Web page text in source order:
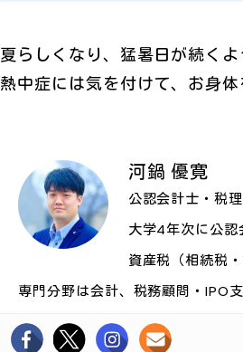
夏らしくなり、猛暑日が続くよ
熱中症には気を付けて、お身
河鍋 優寛
公認会計士・税
大学4年次に公認
資産税（相続税
専門分野は会計、税務顧問・IPO